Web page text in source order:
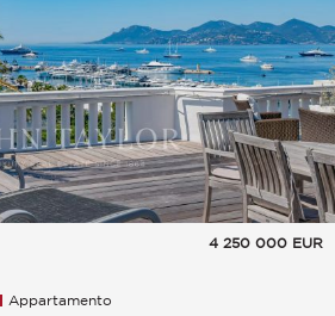
4 250 000 EUR
Appartamento